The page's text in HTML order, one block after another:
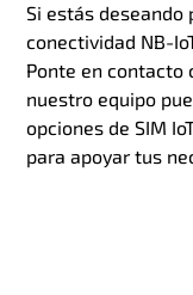
Si estás deseando
conectividad NB-
Ponte en contacto
nuestro equipo
opciones de SIM
para apoyar tus